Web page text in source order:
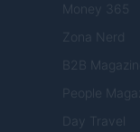
Money 365
Zona Nerd
B2B Magazine
People
Day Travel